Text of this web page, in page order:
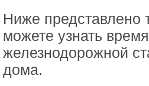
Ниже представлено
можете узнать
железнодорожной
дома.